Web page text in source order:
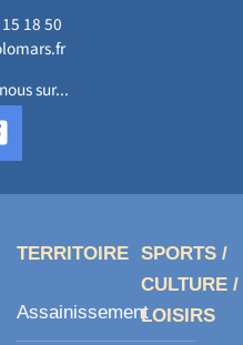
18 50
sur...
TERRITOIRE
Assainissement
SPORTS /
CULTURE /
LOISIRS